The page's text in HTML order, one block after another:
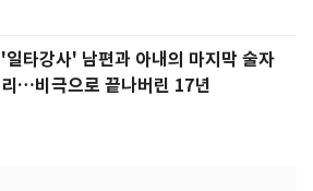
'일타강사' 남편과 아내의 마지막 술자
리…비극으로 끝나버린 17년